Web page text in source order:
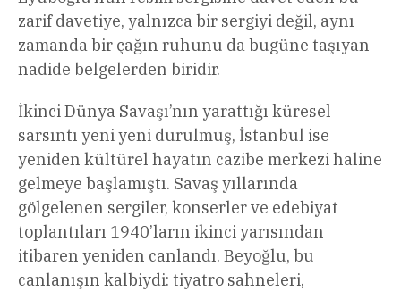
zarif davetiye, yalnızca bir sergiyi değil, aynı
zamanda bir çağın ruhunu da bugüne taşıyan
nadide belgelerden biridir.
İkinci Dünya Savaşı’nın yarattığı küresel
sarsıntı yeni yeni durulmuş, İstanbul ise
yeniden kültürel hayatın cazibe merkezi haline
gelmeye başlamıştı. Savaş yıllarında
gölgelenen sergiler, konserler ve edebiyat
toplantıları 1940’ların ikinci yarısından
itibaren yeniden canlandı. Beyoğlu, bu
canlanışın kalbiydi: tiyatro sahneleri,